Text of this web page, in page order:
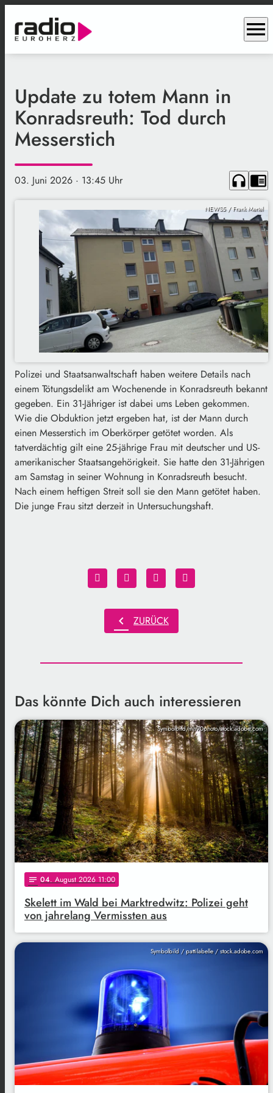
menu
Update zu totem Mann in
Konradsreuth: Tod durch
Messerstich
03. Juni 2026 · 13:45 Uhr headphones chrome_reader_mode
NEWS5 / Frank Mertel
Polizei und Staatsanwaltschaft haben weitere Details nach
einem Tötungsdelikt am Wochenende in Konradsreuth bekannt
gegeben. Ein 31-Jähriger ist dabei ums Leben gekommen.
Wie die Obduktion jetzt ergeben hat, ist der Mann durch
einen Messerstich im Oberkörper getötet worden. Als
tatverdächtig gilt eine 25-jährige Frau mit deutscher und US-
amerikanischer Staatsangehörigkeit. Sie hatte den 31-Jährigen
am Samstag in seiner Wohnung in Konradsreuth besucht.
Nach einem heftigen Streit soll sie den Mann getötet haben.
Die junge Frau sitzt derzeit in Untersuchungshaft.
chevron_left ZURÜCK
Das könnte Dich auch interessieren
Symbolbild/mh90photo/stock.adobe.com
notes 04. August 2026 11:00
Skelett im Wald bei Marktredwitz: Polizei geht
von jahrelang Vermissten aus
Symbolbild / pattilabelle / stock.adobe.com